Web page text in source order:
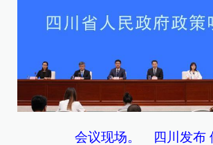
会议现场。 四川发布